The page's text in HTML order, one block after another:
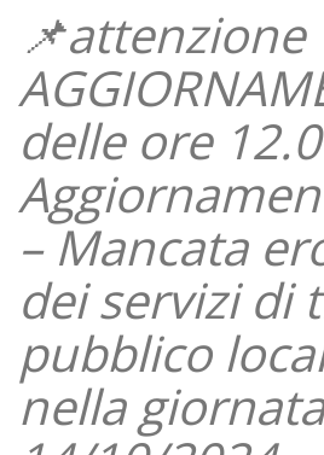
📌attenzione
delle ore
– Mancata
dei servizi di
pubblico
nella